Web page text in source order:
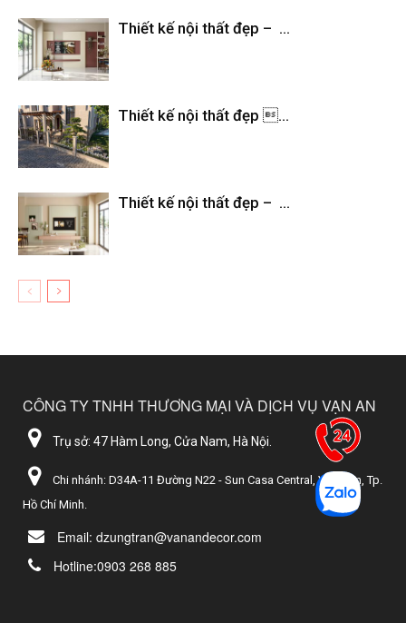
Thiết kế nội thất đẹp – ...
Thiết kế nội thất đẹp ...
Thiết kế nội thất đẹp – ...
CÔNG TY TNHH THƯƠNG MẠI VÀ DỊCH VỤ VẠN AN
Trụ sở: 47 Hàm Long, Cửa Nam, Hà Nội.
Chi nhánh: D34A-11 Đường N22 - Sun Casa Central, Vĩnh Tân, Tp.
Hồ Chí Minh.
Email: dzungtran@vanandecor.com
Hotline:0903 268 885